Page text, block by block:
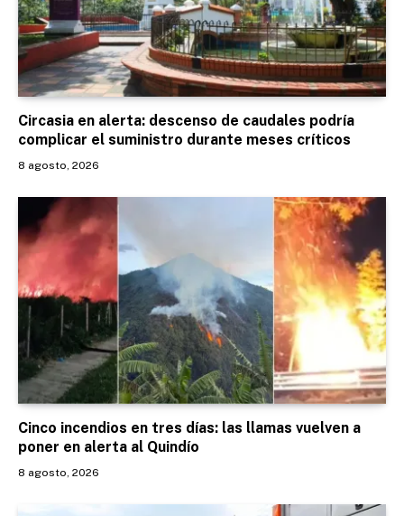
Circasia en alerta: descenso de caudales podría
complicar el suministro durante meses críticos
8 agosto, 2026
Cinco incendios en tres días: las llamas vuelven a
poner en alerta al Quindío
8 agosto, 2026